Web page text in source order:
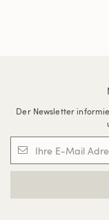
Der Newsletter